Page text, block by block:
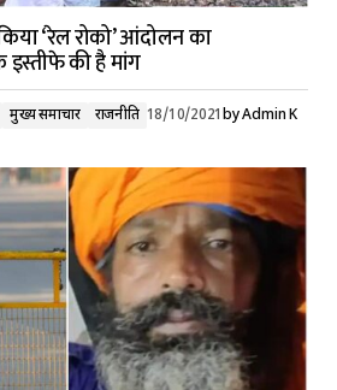
‘रेल रोको’ आंदोलन का
की है मांग
मुख्य समाचार राजनीति 18/10/2021byAdmin K